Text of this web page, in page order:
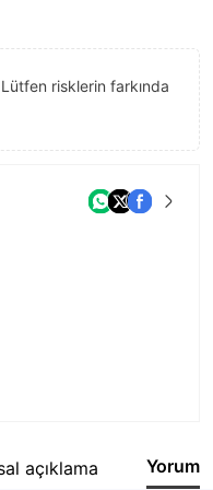
risklerin farkında
açıklama Yorum